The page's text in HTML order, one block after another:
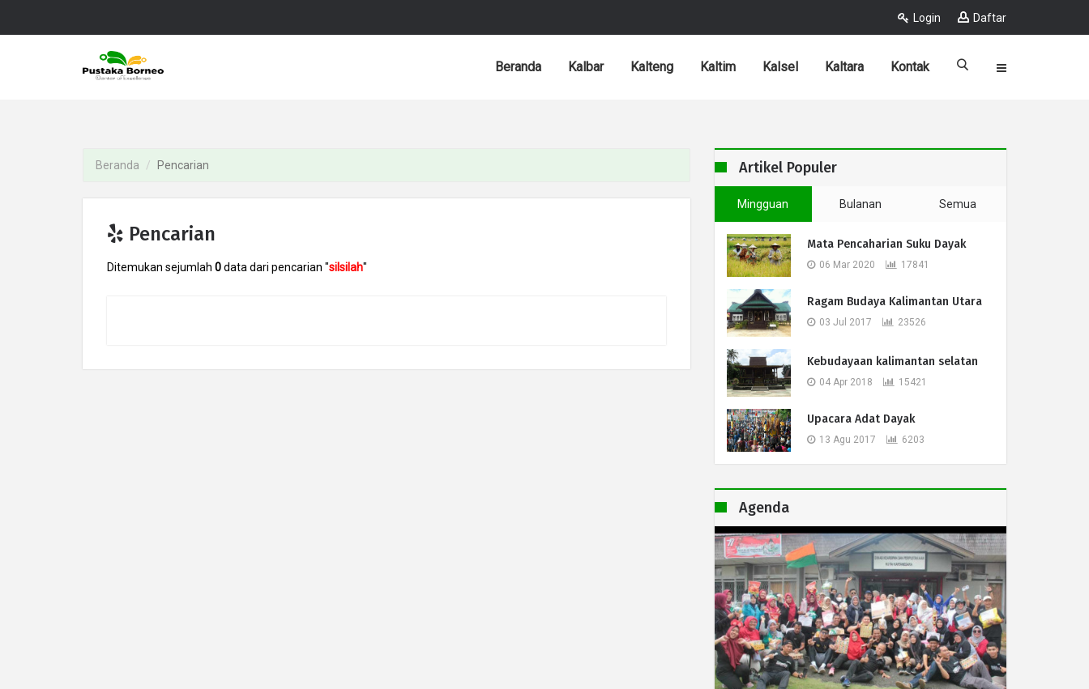
Login Daftar
Beranda Kalbar Kalteng Kaltim Kalsel Kaltara Kontak
Beranda Pencarian
Pencarian
Ditemukan sejumlah 0data dari pencarian "silsilah"
Artikel Populer
Mingguan Bulanan Semua
Mata Pencaharian Suku Dayak
06 Mar 2020 17841
Ragam Budaya Kalimantan Utara
03 Jul 2017 23526
Kebudayaan kalimantan selatan
04 Apr 2018 15421
Upacara Adat Dayak
13 Agu 2017 6203
Agenda